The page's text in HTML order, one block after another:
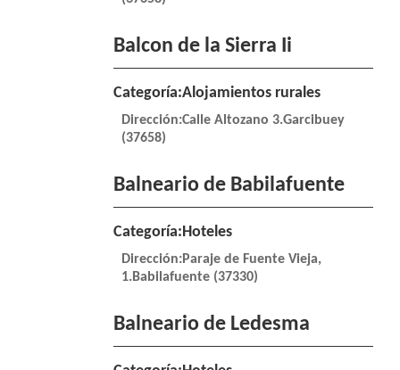
Balcon de la Sierra Ii
Categoría:Alojamientos rurales
Dirección:Calle Altozano 3.Garcibuey
(37658)
Balneario de Babilafuente
Categoría:Hoteles
Dirección:Paraje de Fuente Vieja,
1.Babilafuente (37330)
Balneario de Ledesma